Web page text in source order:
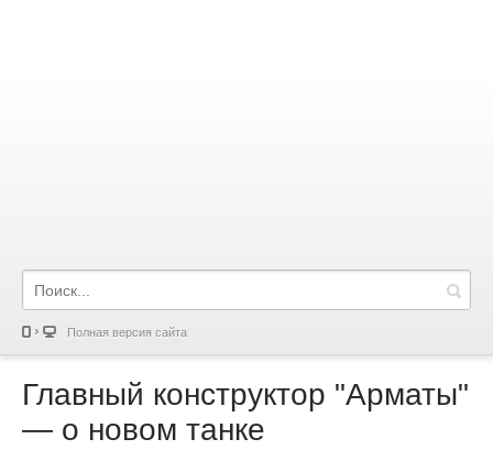
Полная версия сайта
Главный конструктор "Арматы"
— о новом танке